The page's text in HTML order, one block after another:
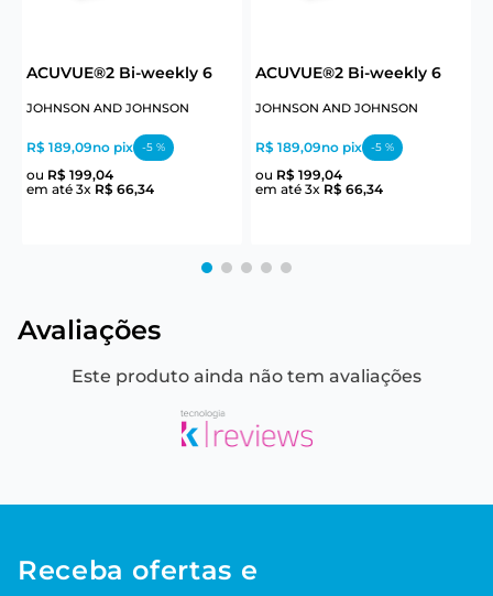
ACUVUE®2 Bi-weekly 6
JOHNSON AND JOHNSON
R$ 189,09no pix -5 %
ou R$ 199,04
em até 3x R$ 66,34
ACUVUE®2 Bi-weekly 6
JOHNSON AND JOHNSON
R$ 189,09no pix -5 %
ou R$ 199,04
em até 3x R$ 66,34
Avaliações
Este produto ainda não tem avaliações
Receba ofertas e